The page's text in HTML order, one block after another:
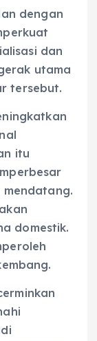
dengan
dan
utama
tersebut.
itu
domestik.